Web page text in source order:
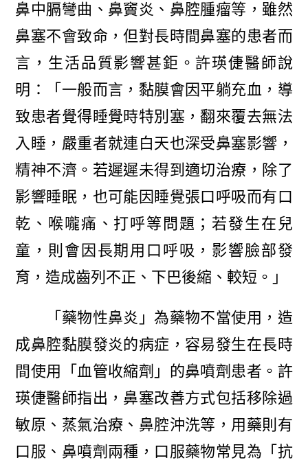
鼻中膈彎曲、鼻竇炎、鼻腔腫瘤等，雖然
鼻塞不會致命，但對長時間鼻塞的患者而
言，生活品質影響甚鉅。許瑛倢醫師說
明：「一般而言，黏膜會因平躺充血，導
致患者覺得睡覺時特別塞，翻來覆去無法
入睡，嚴重者就連白天也深受鼻塞影響，
精神不濟。若遲遲未得到適切治療，除了
影響睡眠，也可能因睡覺張口呼吸而有口
乾、喉嚨痛、打呼等問題；若發生在兒
童，則會因長期用口呼吸，影響臉部發
育，造成齒列不正、下巴後縮、較短。」
「藥物性鼻炎」為藥物不當使用，造
成鼻腔黏膜發炎的病症，容易發生在長時
間使用「血管收縮劑」的鼻噴劑患者。許
瑛倢醫師指出，鼻塞改善方式包括移除過
敏原、蒸氣治療、鼻腔沖洗等，用藥則有
口服、鼻噴劑兩種，口服藥物常見為「抗